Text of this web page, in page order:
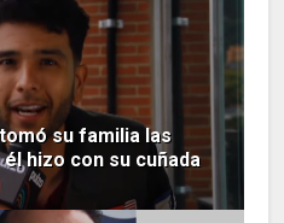
su familia las
hizo con su cuñada